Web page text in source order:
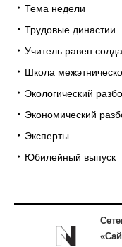
Тема недели
Трудовые династии
Учитель равен
Школа
Экологический
Экономический
Эксперты
Юбилейный выпуск